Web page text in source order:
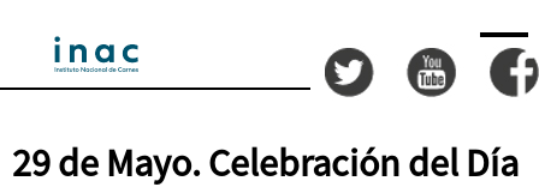
29 de Mayo. Celebración del Día